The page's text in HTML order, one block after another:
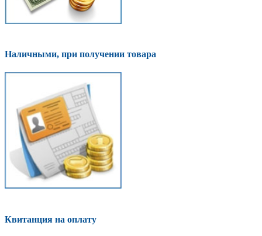
Наличными, при получении товара
Квитанция на оплату